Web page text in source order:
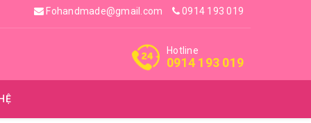
Fohandmade@gmail.com 0914 193 019
Hotline
0914 193 019